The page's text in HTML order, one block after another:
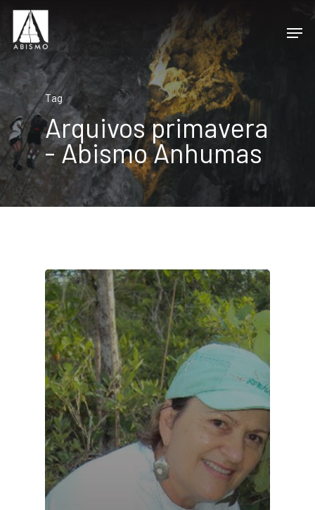
Tag
Arquivos primavera
- Abismo Anhumas